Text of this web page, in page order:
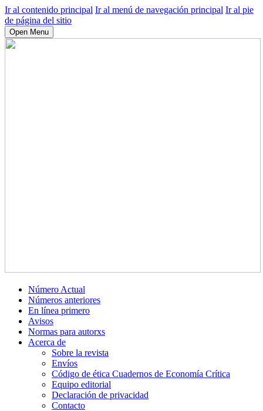
Ir al contenido principal Ir al menú de navegación principal Ir al pie
de página del sitio
Open Menu
Número Actual
Números anteriores
En línea primero
Avisos
Normas para autorxs
Acerca de
Sobre la revista
Envíos
Código de ética Cuadernos de Economía Crítica
Equipo editorial
Declaración de privacidad
Contacto